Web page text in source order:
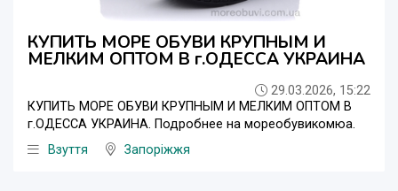
КУПИТЬ МОРЕ ОБУВИ КРУПНЫМ И
МЕЛКИМ ОПТОМ В г.ОДЕССА УКРАИНА
29.03.2026, 15:22
КУПИТЬ МОРЕ ОБУВИ КРУПНЫМ И МЕЛКИМ ОПТОМ В
г.ОДЕССА УКРАИНА. Подробнее на мореобувикомюа.
Взуття
Запоріжжя